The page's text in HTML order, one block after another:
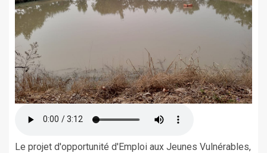
Le projet d'opportunité d'Emploi aux Jeunes Vulnérables,